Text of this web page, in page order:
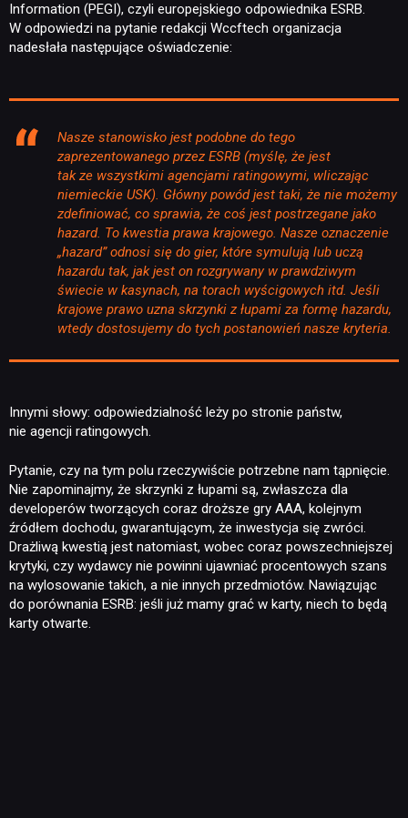
Information (PEGI), czyli europejskiego odpowiednika ESRB.
W odpowiedzi na pytanie redakcji Wccftech organizacja
nadesłała następujące oświadczenie:
Nasze stanowisko jest podobne do tego
zaprezentowanego przez ESRB (myślę, że jest
tak ze wszystkimi agencjami ratingowymi, wliczając
niemieckie USK). Główny powód jest taki, że nie możemy
zdefiniować, co sprawia, że coś jest postrzegane jako
hazard. To kwestia prawa krajowego. Nasze oznaczenie
„hazard” odnosi się do gier, które symulują lub uczą
hazardu tak, jak jest on rozgrywany w prawdziwym
świecie w kasynach, na torach wyścigowych itd. Jeśli
krajowe prawo uzna skrzynki z łupami za formę hazardu,
wtedy dostosujemy do tych postanowień nasze kryteria.
Innymi słowy: odpowiedzialność leży po stronie państw,
nie agencji ratingowych.
Pytanie, czy na tym polu rzeczywiście potrzebne nam tąpnięcie.
Nie zapominajmy, że skrzynki z łupami są, zwłaszcza dla
developerów tworzących coraz droższe gry AAA, kolejnym
źródłem dochodu, gwarantującym, że inwestycja się zwróci.
Drażliwą kwestią jest natomiast, wobec coraz powszechniejszej
krytyki, czy wydawcy nie powinni ujawniać procentowych szans
na wylosowanie takich, a nie innych przedmiotów. Nawiązując
do porównania ESRB: jeśli już mamy grać w karty, niech to będą
karty otwarte.